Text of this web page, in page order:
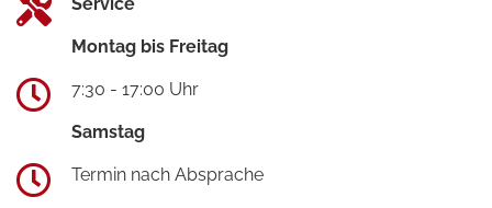
Montag bis Freitag
7:30 - 17:00 Uhr
Samstag
Termin nach Absprache